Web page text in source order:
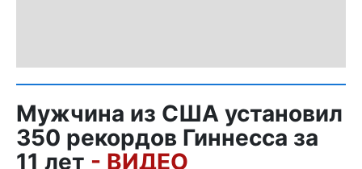
Мужчина из США установил
350 рекордов Гиннесса за
11 лет - ВИДЕО